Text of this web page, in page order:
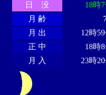
日 没
18時
月 齢
月 出
12時
正 中
18時
月 入
23時